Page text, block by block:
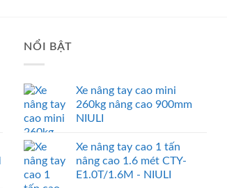
NỔI BẬT
Xe nâng tay cao mini
260kg nâng cao 900mm
NIULI
Xe nâng tay cao 1 tấn
nâng cao 1.6 mét CTY-
E1.0T/1.6M - NIULI